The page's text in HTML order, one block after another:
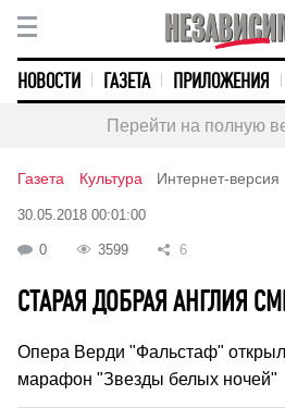
НОВОСТИ ГАЗЕТА ПРИЛОЖЕНИЯ
Перейти на полную
Газета Культура Интернет-версия
30.05.2018 00:01:00
0 3599 6
СТАРАЯ ДОБРАЯ АНГЛИЯ
Опера Верди "Фальстаф"
марафон "Звезды белых ночей"